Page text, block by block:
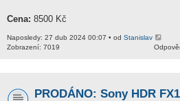
Cena: 8500 Kč
Naposledy: 27 dub 2024 00:07 • od Stanislav
Zobrazení: 7019
PRODÁNO: Sony HDR